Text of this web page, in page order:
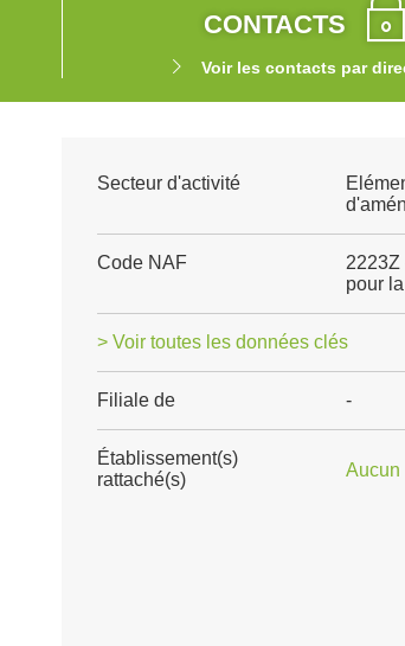
CONTACTS
Voir les contacts par
Secteur d'activité
Code NAF
2223Z
pour
> Voir toutes les données clés
Filiale de -
Établissement(s)
rattaché(s)
Aucun